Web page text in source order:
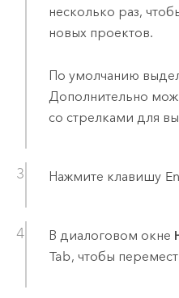
несколько раз,
новых проектов.
По умолчанию
Дополнительно
со стрелками для
Нажмите клавишу
В диалоговом окне
Tab, чтобы